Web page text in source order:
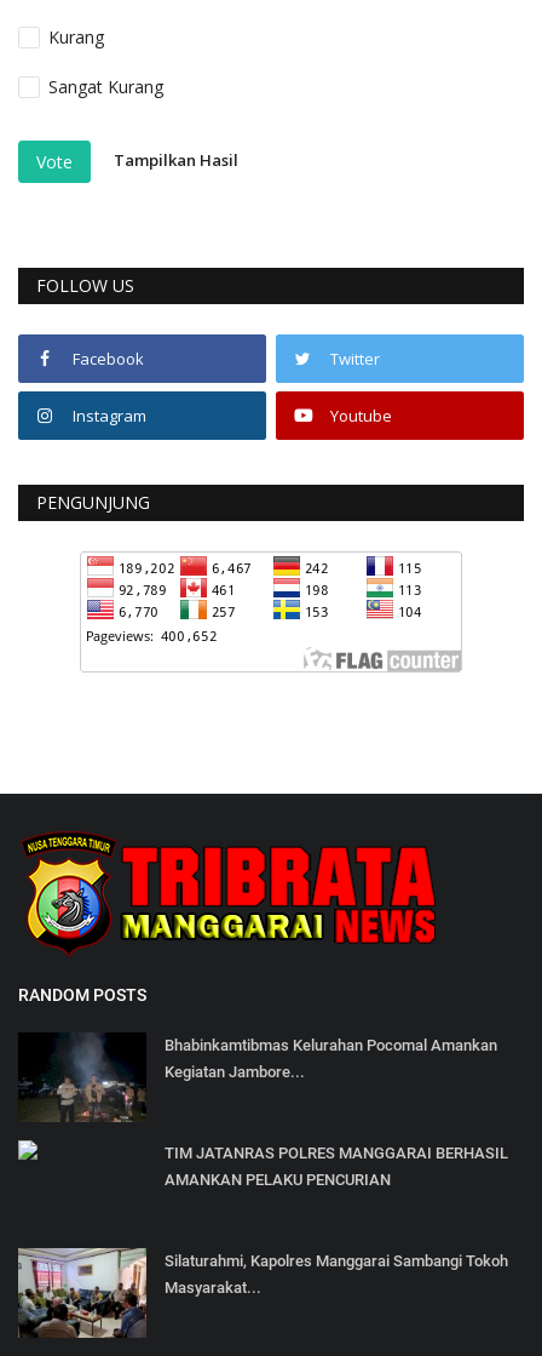
Kurang
Sangat Kurang
Vote Tampilkan Hasil
FOLLOW US
Facebook Twitter
Instagram Youtube
PENGUNJUNG
RANDOM POSTS
Bhabinkamtibmas Kelurahan Pocomal Amankan
Kegiatan Jambore...
TIM JATANRAS POLRES MANGGARAI BERHASIL
AMANKAN PELAKU PENCURIAN
Silaturahmi, Kapolres Manggarai Sambangi Tokoh
Masyarakat...